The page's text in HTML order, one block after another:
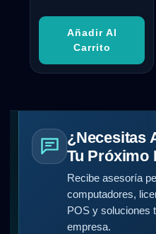
Añadir Al
Carrito
¿Necesitas
Tu Próximo
Recibe asesoría
computadores,
POS y soluciones
empresa.